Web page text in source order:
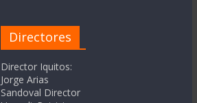
Directores
Director Iquitos:
Jorge Arias
Sandoval Director